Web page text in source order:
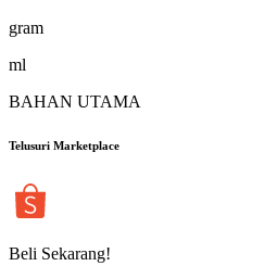
gram
ml
BAHAN UTAMA
Telusuri Marketplace
Beli Sekarang!